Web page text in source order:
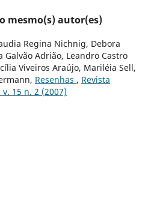
mesmo(s) autor(es)
Regina Nichnig, Debora
Galvão Adrião, Leandro Castro
Viveiros Araújo, Mariléia Sell,
Resenhas , Revista
15 n. 2 (2007)